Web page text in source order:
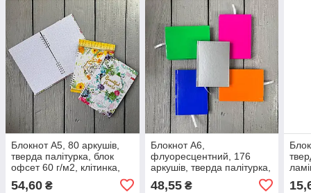
Блокнот А5, 80 аркушів,
тверда палітурка, блок
офсет 60 г/м2, клітинка,
54,60 ₴
Блокнот А6,
флуоресцентний, 176
аркушів, тверда палітурка,
48,55₴